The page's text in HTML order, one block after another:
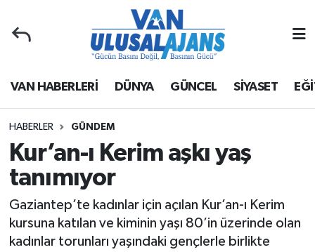
VAN HABERLERİ DÜNYA GÜNCEL SİYASET
HABERLER GÜNDEM
Kur’an-ı Kerim aşkı yaş
tanımıyor
Gaziantep’te kadınlar için açılan Kur’an-ı Kerim
kursuna katılan ve kiminin yaşı 80’in üzerinde olan
kadınlar torunları yaşındaki gençlerle birlikte
Van Nöbetçi Eczaneler
Van Hava Durumu
Van Namaz Vakitleri
Van Trafik Yoğunluk Haritası